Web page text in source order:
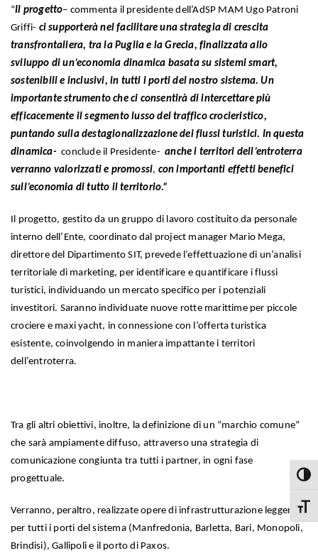
“Il progetto– commenta il presidente dell’AdSP MAM Ugo Patroni
Griffi- ci supporterà nel facilitare una strategia di crescita
transfrontaliera, tra la Puglia e la Grecia, finalizzata allo
sviluppo di un’economia dinamica basata su sistemi smart,
sostenibili e inclusivi, in tutti i porti del nostro sistema. Un
importante strumento che ci consentirà di intercettare più
efficacemente il segmento lusso del traffico crocieristico,
puntando sulla destagionalizzazione dei flussi turistici. In questa
dinamica-conclude il Presidente- anche i territori dell’entroterra
verranno valorizzati e promossi, con importanti effetti benefici
sull’economia di tutto il territorio.”
Il progetto, gestito da un gruppo di lavoro costituito da personale
interno dell’Ente, coordinato dal project manager Mario Mega,
direttore del Dipartimento SIT, prevede l’effettuazione di un’analisi
territoriale di marketing, per identificare e quantificare i flussi
turistici, individuando un mercato specifico per i potenziali
investitori. Saranno individuate nuove rotte marittime per piccole
crociere e maxi yacht, in connessione con l’offerta turistica
esistente, coinvolgendo in maniera impattante i territori
dell’entroterra.
Tra gli altri obiettivi, inoltre, la definizione di un “marchio comune”
che sarà ampiamente diffuso, attraverso una strategia di
comunicazione congiunta tra tutti i partner, in ogni fase
progettuale.
Verranno, peraltro, realizzate opere di infrastrutturazione leggera
per tutti i porti del sistema (Manfredonia, Barletta, Bari, Monopoli,
Brindisi), Gallipoli e il porto di Paxos.